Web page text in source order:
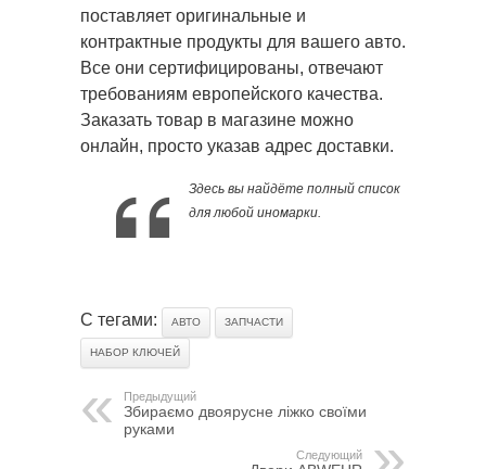
поставляет оригинальные и
контрактные продукты для вашего авто.
Все они сертифицированы, отвечают
требованиям европейского качества.
Заказать товар в магазине можно
онлайн, просто указав адрес доставки.
Здесь вы найдёте полный список
для любой иномарки.
С тегами: АВТО ЗАПЧАСТИ
НАБОР КЛЮЧЕЙ
Предыдущий
Збираємо двоярусне ліжко своїми
руками
Следующий